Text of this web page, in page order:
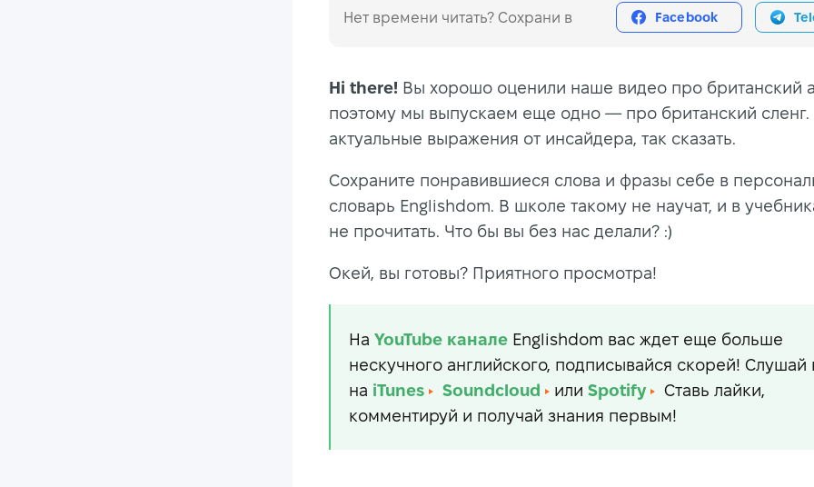
Нет времени читать? Сохрани в Facebook
Hi there! Вы хорошо оценили наше видео про британский
поэтому мы выпускаем еще одно — про британский
актуальные выражения от инсайдера, так сказать.
Сохраните понравившиеся слова и фразы себе в
словарь Englishdom. В школе такому не научат, и в
не прочитать. Что бы вы без нас делали? :)
Окей, вы готовы? Приятного просмотра!
На YouTube канале Englishdom вас ждет еще больше
нескучного английского, подписывайся скорей! Слушай
на iTunes Soundcloud или Spotify
Ставь лайки,
комментируй и получай знания первым!